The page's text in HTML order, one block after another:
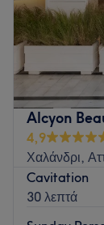
Το J'aime la
προσφέρει μια
Alcyon
4,9
Χαλάνδρι,
Cavitation
30 λεπτά